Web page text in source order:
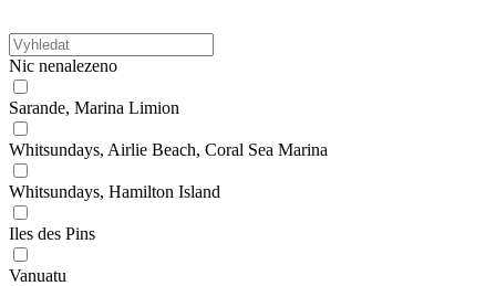
Nic nenalezeno
Sarande, Marina Limion
Whitsundays, Airlie Beach, Coral Sea Marina
Whitsundays, Hamilton Island
Iles des Pins
Vanuatu